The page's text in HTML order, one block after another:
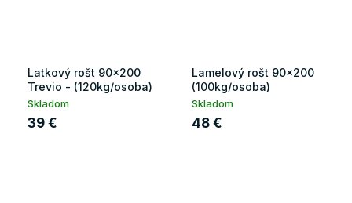
Latkový rošt 90x200
Trevio - (120kg/osoba)
Skladom
39 €
Lamelový rošt 90x200
(100kg/osoba)
Skladom
48 €